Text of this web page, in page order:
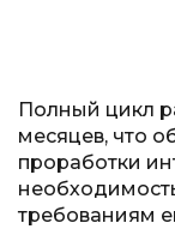
Полный цикл
месяцев, что
проработки
требованиям